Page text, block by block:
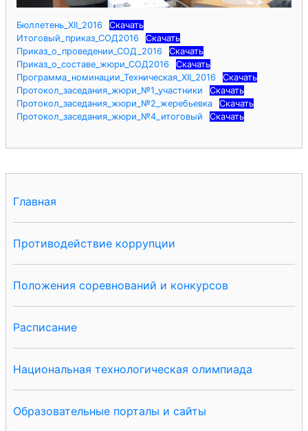
Главная
Противодействие коррупции
Положения соревнований и конкурсов
Расписание
Национальная технологическая олимпиада
Образовательные порталы и сайты
Бюллетень_ХII_2016
Скачать
Итоговый_приказ_СОД2016
Скачать
Приказ_о_проведении_СОД_2016
Скачать
Приказ_о_составе_жюри_СОД2016
Скачать
Программа_номинации_Техническая_ХII_2016
Скачать
Протокол_заседания_жюри_№1_участники
Скачать
Протокол_заседания_жюри_№2_жеребьевка
Скачать
Протокол_заседания_жюри_№4_итоговый
Скачать